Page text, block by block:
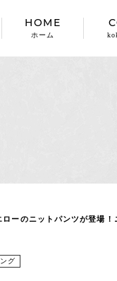
HOME
ホーム
ローのニットパンツが登場
グ